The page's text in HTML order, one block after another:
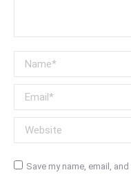
Name *
Email *
Website
Save my name, email,